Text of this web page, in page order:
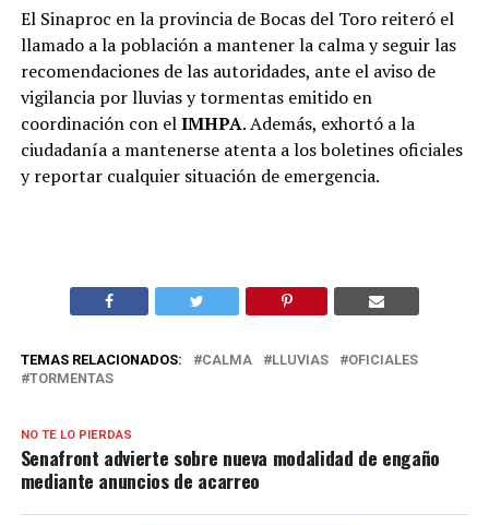
El Sinaproc en la provincia de Bocas del Toro reiteró el
llamado a la población a mantener la calma y seguir las
recomendaciones de las autoridades, ante el aviso de
vigilancia por lluvias y tormentas emitido en
coordinación con elIMHPA. Además, exhortó a la
ciudadanía a mantenerse atenta a los boletines oficiales
y reportar cualquier situación de emergencia.
TEMAS RELACIONADOS: CALMA LLUVIAS
OFICIALES
TORMENTAS
NO TE LO PIERDAS
Senafront advierte sobre nueva modalidad de engaño
mediante anuncios de acarreo